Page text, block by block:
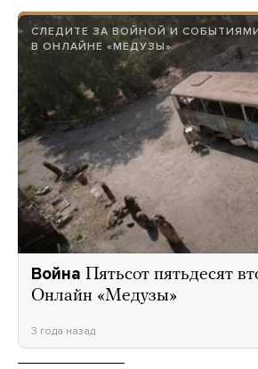
СЛЕДИТЕ ЗА ВОЙНОЙ И
В ОНЛАЙНЕ «МЕДУЗЫ»
Война Пятьсот пятьдесят
Онлайн «Медузы»
3 года назад